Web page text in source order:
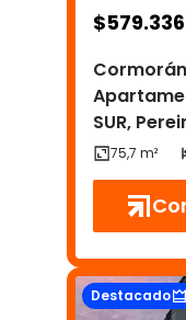
$
SUR,
Destacado